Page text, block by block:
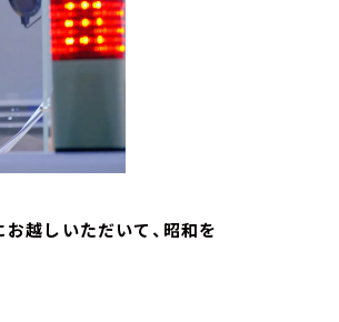
越しいただいて、昭和を